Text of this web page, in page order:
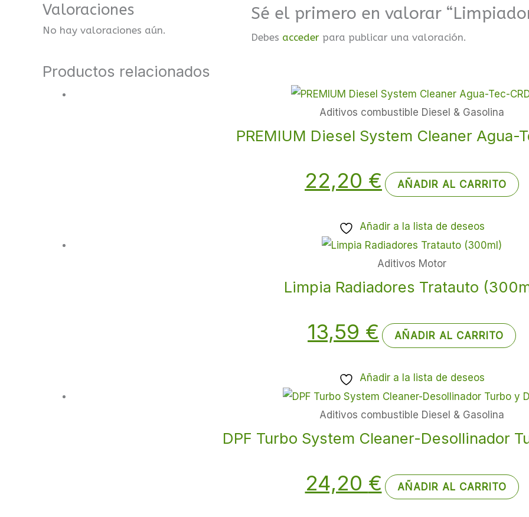
Valoraciones
No hay valoraciones aún.
Sé el primero en valorar
Debes acceder para publicar una valoración.
Productos relacionados
Aditivos combustible Diesel & Gasolina
PREMIUM Diesel System Cleaner Agua-
22,20 € AÑADIR AL CARRITO
Añadir a la lista de deseos
Aditivos Motor
Limpia Radiadores Tratauto
13,59 € AÑADIR AL CARRITO
Añadir a la lista de deseos
Aditivos combustible Diesel & Gasolina
DPF Turbo System Cleaner-Desollinador
24,20 € AÑADIR AL CARRITO